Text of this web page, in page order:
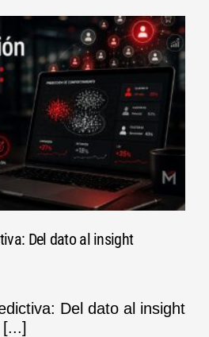
Del dato al insight
Del dato al insight